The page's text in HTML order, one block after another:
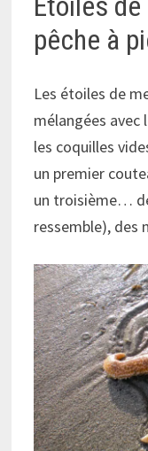
pêche à
Les étoiles de
mélangées avec
les coquilles
un premier
un troisième…
ressemble), des